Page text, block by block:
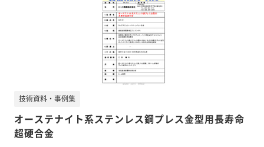
オーステナイト系ステンレス鋼プレス金型用長寿命
超硬合金
技術資料・事例集